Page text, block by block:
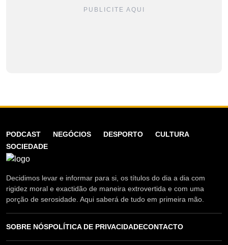
PUBLICITE AQUI
PODCAST NEGÓCIOS DESPORTO
CULTURA
SOCIEDADE
Decidimos levar e informar para si, os títulos do dia a dia com
rigidez moral e exactidão de maneira extrovertida e com uma
porção de serosidade. Aqui saberá de tudo em primeira mão.
SOBRE NÓSPOLÍTICA DE PRIVACIDADECONTACTO